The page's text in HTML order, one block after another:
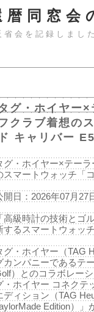
暦同窓会
省会を記録しまし
グ・ホイヤー
クラブ着想の
ド キャリバー
グ・ホイヤー×テー
スマートウォッチ「
開日：2026年07月27
「高級時計の技術とゴ
するスマートウォッ
グ・ホイヤー（TAG
カンパニーであるテ
）とのコラボレー
・ホイヤー コネクテ
ディション（TAG
Edition）」